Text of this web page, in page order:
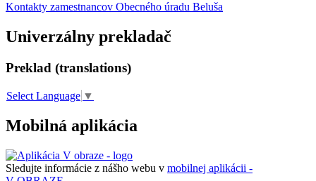
Kontakty zamestnancov Obecného úradu Beluša
Univerzálny prekladač
Preklad (translations)
Select Language ▼
Mobilná aplikácia
Sledujte informácie z nášho webu v mobilnej aplikácii -